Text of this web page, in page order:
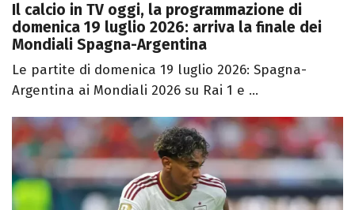
Il calcio in TV oggi, la programmazione di
domenica 19 luglio 2026: arriva la finale dei
Mondiali Spagna-Argentina
Le partite di domenica 19 luglio 2026: Spagna-
Argentina ai Mondiali 2026 su Rai 1 e ...